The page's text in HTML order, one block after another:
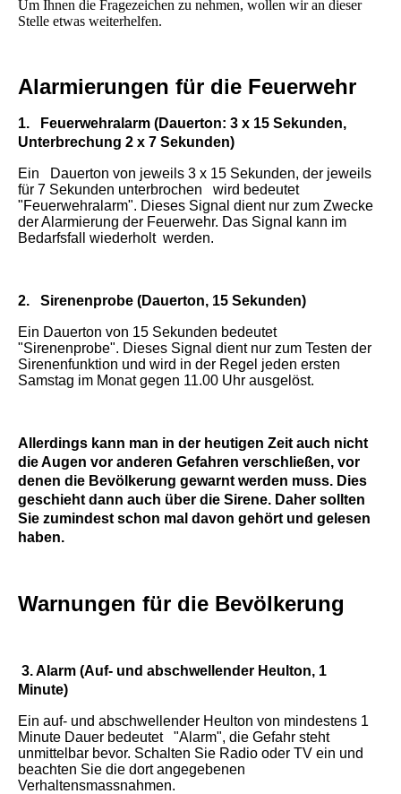
Um Ihnen die Fragezeichen zu nehmen, wollen wir an dieser
Stelle etwas weiterhelfen.
Alarmierungen für die Feuerwehr
1. Feuerwehralarm (Dauerton: 3 x 15 Sekunden,
Unterbrechung 2 x 7 Sekunden)
Ein Dauerton von jeweils 3 x 15 Sekunden, der jeweils
für 7 Sekunden unterbrochen wird bedeutet
"Feuerwehralarm". Dieses Signal dient nur zum Zwecke
der Alarmierung der Feuerwehr. Das Signal kann im
Bedarfsfall wiederholt werden.
2. Sirenenprobe (Dauerton, 15 Sekunden)
Ein Dauerton von 15 Sekunden bedeutet
"Sirenenprobe". Dieses Signal dient nur zum Testen der
Sirenenfunktion und wird in der Regel jeden ersten
Samstag im Monat gegen 11.00 Uhr ausgelöst.
Allerdings kann man in der heutigen Zeit auch nicht
die Augen vor anderen Gefahren verschließen, vor
denen die Bevölkerung gewarnt werden muss. Dies
geschieht dann auch über die Sirene. Daher sollten
Sie zumindest schon mal davon gehört und gelesen
haben.
Warnungen für die Bevölkerung
3. Alarm (Auf- und abschwellender Heulton, 1
Minute)
Ein auf- und abschwellender Heulton von mindestens 1
Minute Dauer bedeutet "Alarm", die Gefahr steht
unmittelbar bevor. Schalten Sie Radio oder TV ein und
beachten Sie die dort angegebenen
Verhaltensmassnahmen.